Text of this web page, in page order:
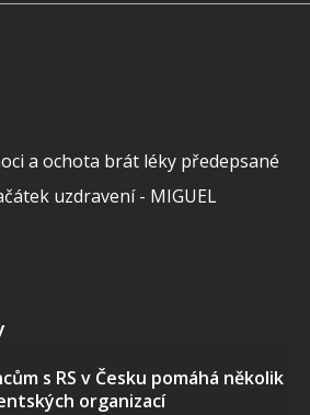
a ochota brát léky předepsané
uzdravení - MIGUEL
s RS v Česku pomáhá několik
organizací